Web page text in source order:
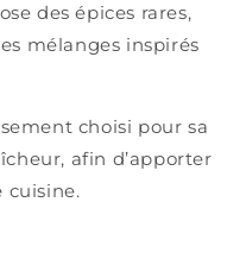
des épices rares,
mélanges inspirés
choisi pour sa
afin d’apporter
cuisine.